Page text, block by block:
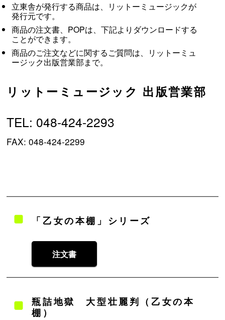
立東舎が発行する商品は、リットーミュージックが
発行元です。
商品の注文書、POPは、下記よりダウンロードする
ことができます。
商品のご注文などに関するご質問は、リットーミュ
ージック出版営業部まで。
リットーミュージック 出版営業部
TEL: 048-424-2293
FAX: 048-424-2299
「乙女の本棚」シリーズ
注文書
瓶詰地獄 大型壮麗判（乙女の本
棚）